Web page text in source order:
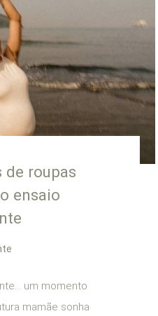
de roupas
ensaio
um momento
mamãe sonha